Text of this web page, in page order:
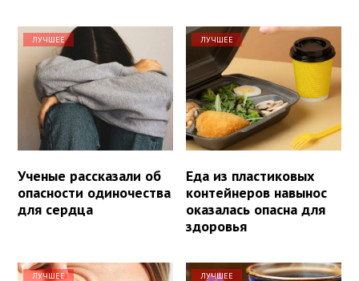
ЛУЧШЕЕ
Ученые рассказали об
опасности одиночества
для сердца
ЛУЧШЕЕ
Еда из пластиковых
контейнеров навынос
оказалась опасна для
здоровья
ЛУЧШЕЕ ЛУЧШЕЕ